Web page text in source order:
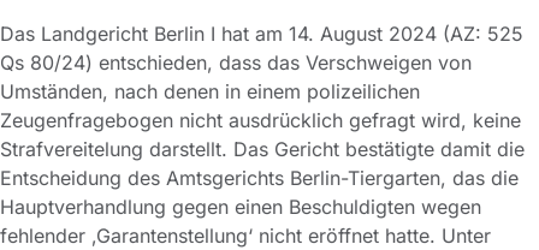
Das Landgericht Berlin I hat am 14. August 2024 (AZ: 525
Qs 80/24) entschieden, dass das Verschweigen von
Umständen, nach denen in einem polizeilichen
Zeugenfragebogen nicht ausdrücklich gefragt wird, keine
Strafvereitelung darstellt. Das Gericht bestätigte damit die
Entscheidung des Amtsgerichts Berlin-Tiergarten, das die
Hauptverhandlung gegen einen Beschuldigten wegen
fehlender ‚Garantenstellung‘ nicht eröffnet hatte. Unter